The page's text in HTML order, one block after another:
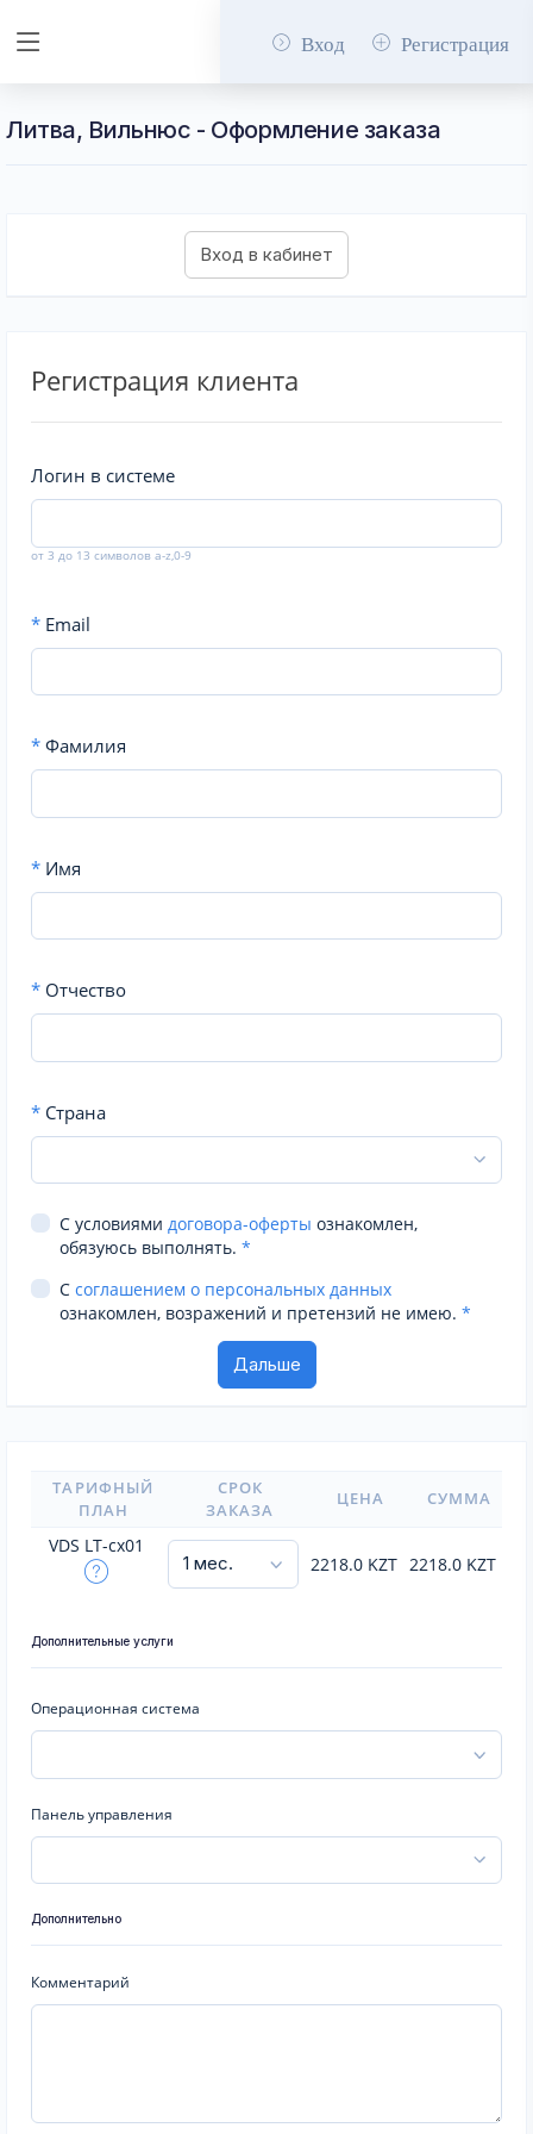
Вход Регистрация
Литва, Вильнюс - Оформление заказа
Регистрация клиента
Логин в системе
от 3 до 13 символов a-z,0-9
* Email
* Фамилия
* Имя
* Отчество
* Страна
С условиями договора-оферты ознакомлен,
обязуюсь выполнять. *
С соглашением о персональных данных
ознакомлен, возражений и претензий не имею. *
ТАРИФНЫЙ
ПЛАН
СРОК
ЗАКАЗА
ЦЕНА СУММА
VDS LT-cx01
2218.0 KZT 2218.0 KZT
Дополнительные услуги
Операционная система
Панель управления
Дополнительно
Комментарий